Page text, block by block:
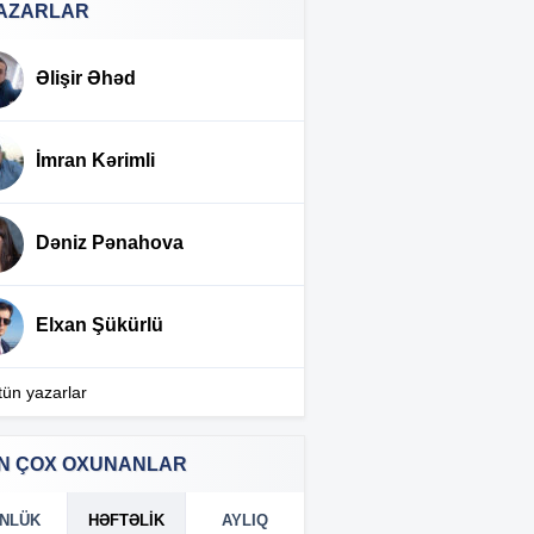
Prezidentdən AZAL-ın sədri ilə
verildi
olundu
ilə təltif etdi
Qaydalar dəyişdi —Açıqlama
gömrüyündə qalıb
Əlişir Əhəd
İmran Kərimli
Dəniz Pənahova
Elxan Şükürlü
yazarlar
ÇOX OXUNANLAR
HƏFTƏLIK AYLIQ